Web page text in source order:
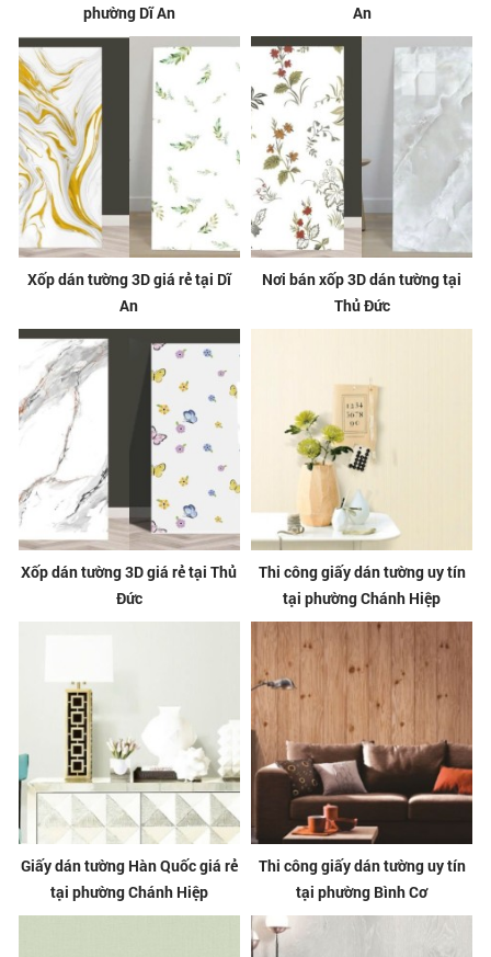
phường Dĩ An
An
Xốp dán tường 3D giá rẻ tại Dĩ
An
Nơi bán xốp 3D dán tường tại
Thủ Đức
Xốp dán tường 3D giá rẻ tại Thủ
Đức
Thi công giấy dán tường uy tín
tại phường Chánh Hiệp
Giấy dán tường Hàn Quốc giá rẻ
tại phường Chánh Hiệp
Thi công giấy dán tường uy tín
tại phường Bình Cơ